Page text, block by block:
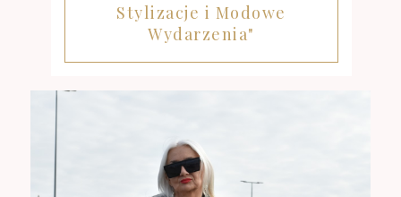
Stylizacje i Modowe
Wydarzenia"